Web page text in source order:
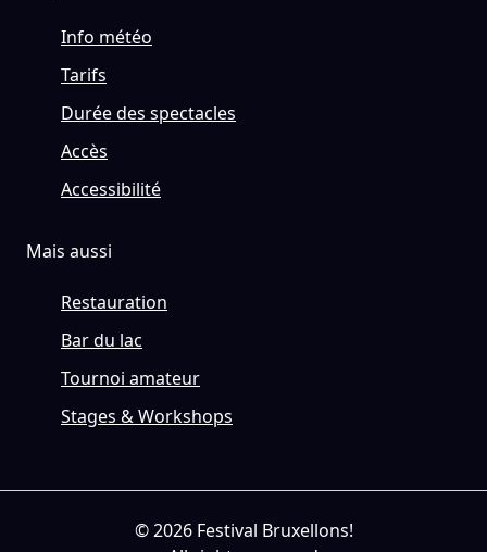
Info météo
Tarifs
Durée des spectacles
Accès
Accessibilité
Mais aussi
Restauration
Bar du lac
Tournoi amateur
Stages & Workshops
© 2026 Festival Bruxellons!